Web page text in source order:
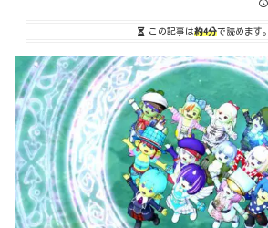
この記事は約4分で読めます。